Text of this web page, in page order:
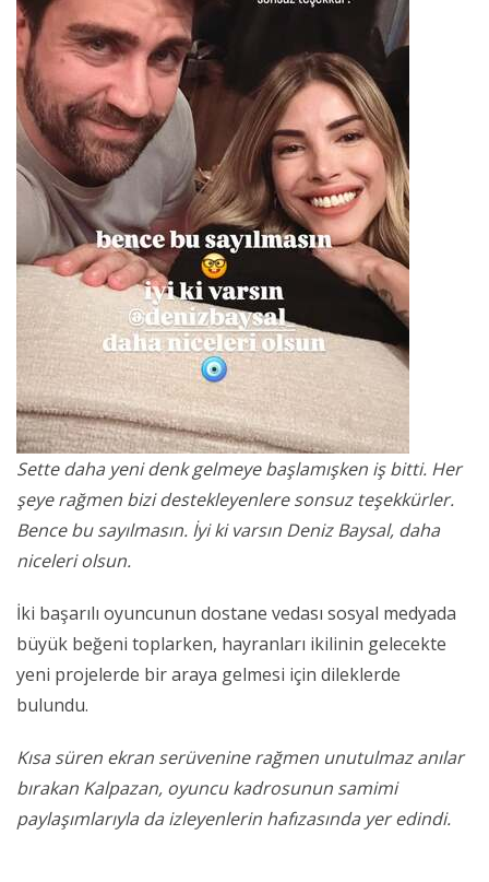
Sette daha yeni denk gelmeye başlamışken iş bitti. Her
şeye rağmen bizi destekleyenlere sonsuz teşekkürler.
Bence bu sayılmasın. İyi ki varsın Deniz Baysal, daha
niceleri olsun.
İki başarılı oyuncunun dostane vedası sosyal medyada
büyük beğeni toplarken, hayranları ikilinin gelecekte
yeni projelerde bir araya gelmesi için dileklerde
bulundu.
Kısa süren ekran serüvenine rağmen unutulmaz anılar
bırakan Kalpazan, oyuncu kadrosunun samimi
paylaşımlarıyla da izleyenlerin hafızasında yer edindi.